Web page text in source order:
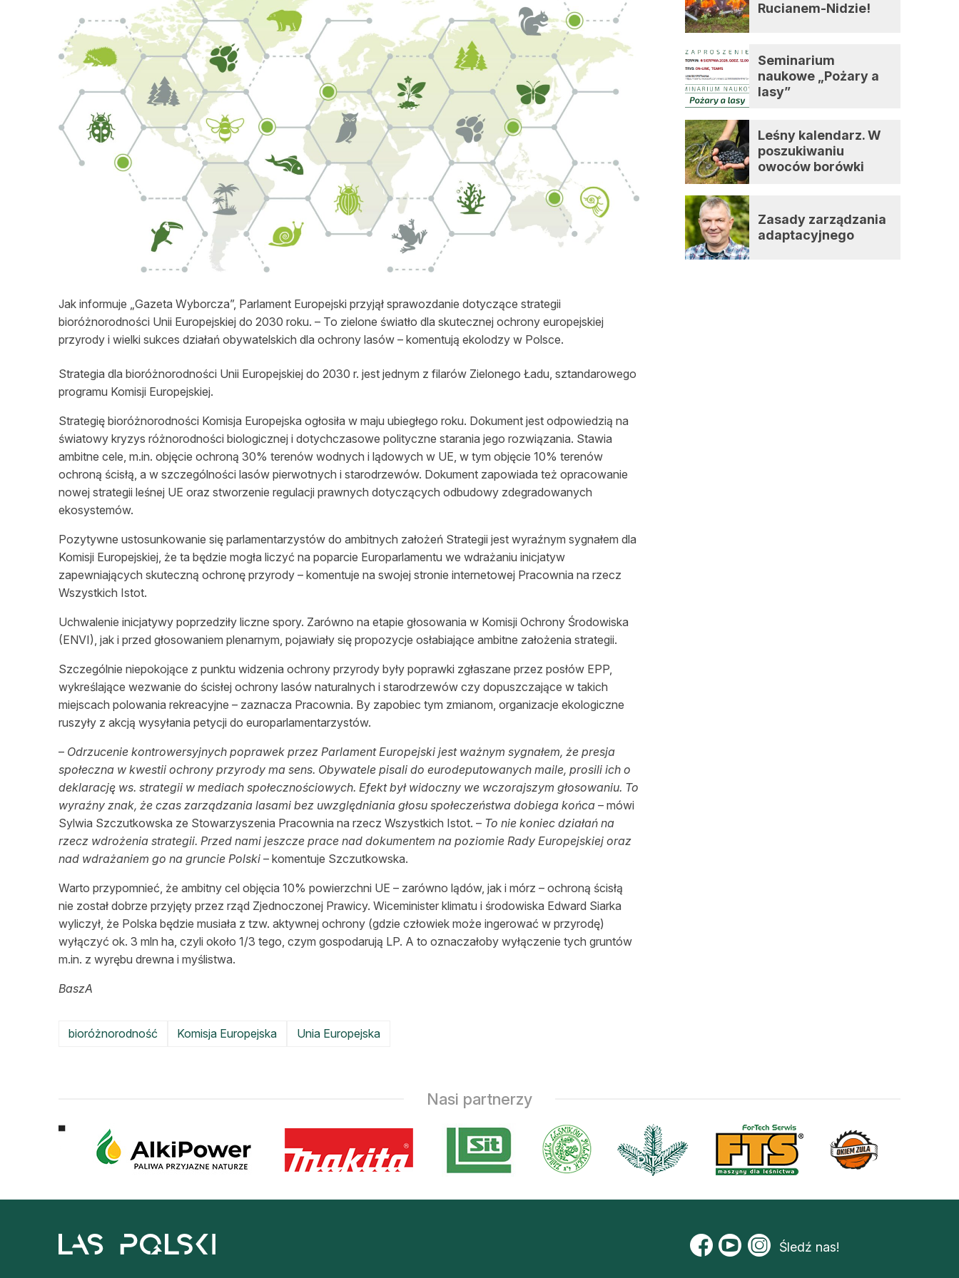
Lasy prywatne
Jak informuje „Gazeta Wyborcza”, Parlament Europejski przyjął sprawozdanie dotyczące strategii
bioróżnorodności Unii Europejskiej do 2030 roku. – To zielone światło dla skutecznej ochrony europejskiej
przyrody i wielki sukces działań obywatelskich dla ochrony lasów – komentują ekolodzy w Polsce.
Strategia dla bioróżnorodności Unii Europejskiej do 2030 r. jest jednym z filarów Zielonego Ładu, sztandarowego
programu Komisji Europejskiej.
Strategię bioróżnorodności Komisja Europejska ogłosiła w maju ubiegłego roku. Dokument jest odpowiedzią na
światowy kryzys różnorodności biologicznej i dotychczasowe polityczne starania jego rozwiązania. Stawia
ambitne cele, m.in. objęcie ochroną 30% terenów wodnych i lądowych w UE, w tym objęcie 10% terenów
ochroną ścisłą, a w szczególności lasów pierwotnych i starodrzewów. Dokument zapowiada też opracowanie
nowej strategii leśnej UE oraz stworzenie regulacji prawnych dotyczących odbudowy zdegradowanych
ekosystemów.
Pozytywne ustosunkowanie się parlamentarzystów do ambitnych założeń Strategii jest wyraźnym sygnałem dla
Komisji Europejskiej, że ta będzie mogła liczyć na poparcie Europarlamentu we wdrażaniu inicjatyw
zapewniających skuteczną ochronę przyrody – komentuje na swojej stronie internetowej Pracownia na rzecz
Wszystkich Istot.
Uchwalenie inicjatywy poprzedziły liczne spory. Zarówno na etapie głosowania w Komisji Ochrony Środowiska
(ENVI), jak i przed głosowaniem plenarnym, pojawiały się propozycje osłabiające ambitne założenia strategii.
Szczególnie niepokojące z punktu widzenia ochrony przyrody były poprawki zgłaszane przez posłów EPP,
wykreślające wezwanie do ścisłej ochrony lasów naturalnych i starodrzewów czy dopuszczające w takich
miejscach polowania rekreacyjne – zaznacza Pracownia. By zapobiec tym zmianom, organizacje ekologiczne
ruszyły z akcją wysyłania petycji do europarlamentarzystów.
– Odrzucenie kontrowersyjnych poprawek przez Parlament Europejski jest ważnym sygnałem, że presja
społeczna w kwestii ochrony przyrody ma sens. Obywatele pisali do eurodeputowanych maile, prosili ich o
deklarację ws. strategii w mediach społecznościowych. Efekt był widoczny we wczorajszym głosowaniu. To
wyraźny znak, że czas zarządzania lasami bez uwzględniania głosu społeczeństwa dobiega końca – mówi
Sylwia Szczutkowska ze Stowarzyszenia Pracownia na rzecz Wszystkich Istot. – To nie koniec działań na
rzecz wdrożenia strategii. Przed nami jeszcze prace nad dokumentem na poziomie Rady Europejskiej oraz
nad wdrażaniem go na gruncie Polski – komentuje Szczutkowska.
Warto przypomnieć, że ambitny cel objęcia 10% powierzchni UE – zarówno lądów, jak i mórz – ochroną ścisłą
nie został dobrze przyjęty przez rząd Zjednoczonej Prawicy. Wiceminister klimatu i środowiska Edward Siarka
wyliczył, że Polska będzie musiała z tzw. aktywnej ochrony (gdzie człowiek może ingerować w przyrodę)
wyłączyć ok. 3 mln ha, czyli około 1/3 tego, czym gospodarują LP. A to oznaczałoby wyłączenie tych gruntów
m.in. z wyrębu drewna i myślistwa.
BaszA
bioróżnorodność Komisja Europejska Unia Europejska
Rucianem-Nidzie!
Seminarium
naukowe „Pożary a
lasy”
Leśny kalendarz. W
poszukiwaniu
owoców borówki
Zasady zarządzania
adaptacyjnego
Nasi partnerzy
Śledź nas!